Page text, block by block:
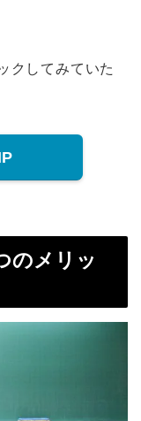
クしてみていた
のメリッ